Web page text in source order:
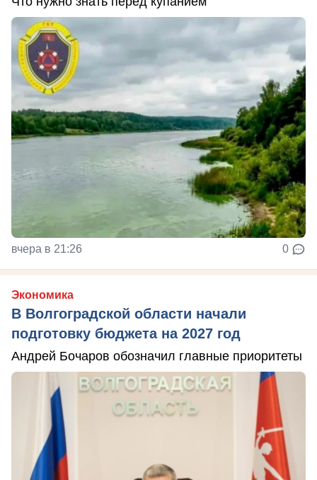
вчера в 21:26 0
Экономика
В Волгоградской области начали
подготовку бюджета на 2027 год
Андрей Бочаров обозначил главные приоритеты